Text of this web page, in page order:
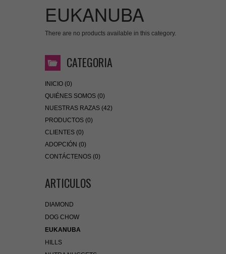
EUKANUBA
There are no products available in this category.
CATEGORIA
INICIO (0)
QUIÉNES SOMOS (0)
NUESTRAS RAZAS (42)
PRODUCTOS (0)
CLIENTES (0)
ADOPCIÓN (0)
CONTÁCTENOS (0)
ARTICULOS
DIAMOND
DOG CHOW
EUKANUBA
HILLS